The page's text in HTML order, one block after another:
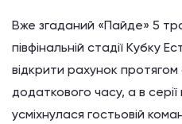
Вже згаданий «Пайде» 5
півфінальній стадії Кубку
відкрити рахунок
додаткового часу, а в
усміхнулася гостьовій